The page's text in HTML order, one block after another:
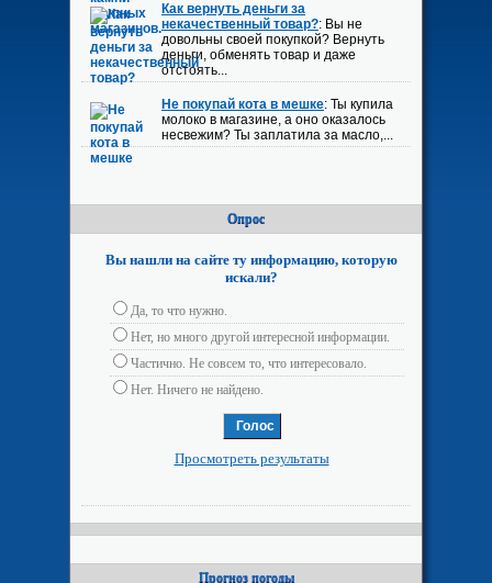
Как вернуть деньги за
некачественный товар?: Вы не
довольны своей покупкой? Вернуть
деньги, обменять товар и даже
отстоять...
Не покупай кота в мешке: Ты купила
молоко в магазине, а оно оказалось
несвежим? Ты заплатила за масло,...
Опрос
Вы нашли на сайте ту информацию, которую
искали?
Да, то что нужно.
Нет, но много другой интересной информации.
Частично. Не совсем то, что интересовало.
Нет. Ничего не найдено.
Просмотреть результаты
Прогноз погоды